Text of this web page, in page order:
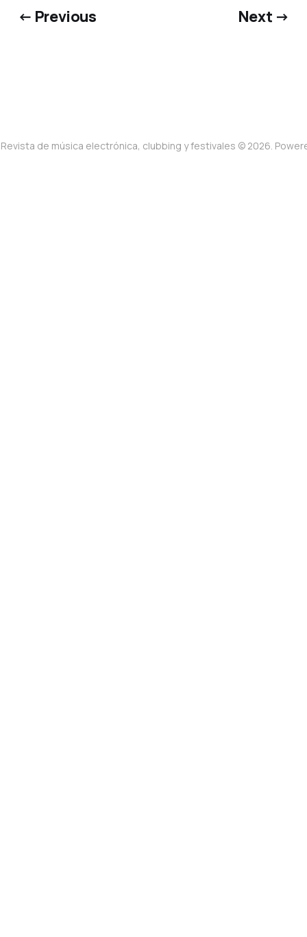
← Previous Next →
de música electrónica, clubbing y festivales © 2026.